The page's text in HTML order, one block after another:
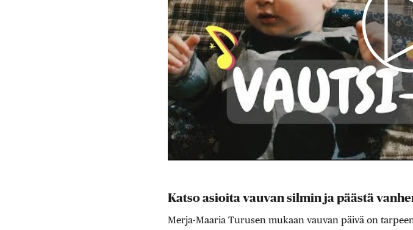
Katso asioita vauvan silmin ja päästä
Merja-Maaria Turusen mukaan vauvan päivä on